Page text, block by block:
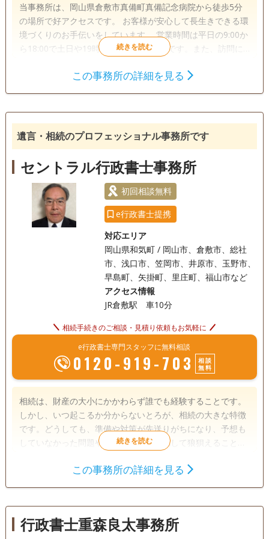
当事務所は、岡山県倉敷市真備町真備記念病院から徒歩5分
の場所で好アクセスです。 お客様が安心して長生きできる環
境づくりのお手伝いをしています。 営業時間は平日の9:00か
ら18:00で土日や19時以降でも相談可能です。また、訪問に
遺産分割
相続人調査
訪問可 土日相談可 初回相談無料 18時以降相談可
この事務所の詳細を見る
遺言・相続のプロフェッショナル事務所です
セントラル行政書士事務所
初回相談無料
e行政書士提携
対応エリア
岡山県和気町 / 岡山市、倉敷市、総社
市、浅口市、笠岡市、井原市、玉野市、
早島町、矢掛町、里庄町、福山市など
アクセス情報
JR倉敷駅 車10分
相続手続きのご相談・見積り依頼もお気軽に
e行政書士専門スタッフに無料相談
0120-919-703
相談
無料
相続は、財産の大小にかかわらず誰でも経験することです。
しかし、いつ起こるか分からないとろが、相続の大きな特徴
です。どうしても、準備や対策が先送りがちになり、予想も
していなかった問題やトラブルが表面化して狼狽えることに
をどう実現していくか」は、相続のプロフェッショナルとし
遺産分割
相続人調査
この事務所の詳細を見る
行政書士重森良太事務所